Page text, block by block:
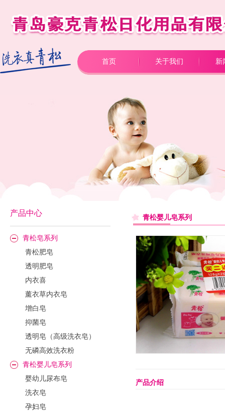
首页 关于我们 新
产品中心
青松皂系列
青松肥皂
透明肥皂
内衣喜
薰衣草内衣皂
增白皂
抑菌皂
透明皂（高级洗衣皂）
无磷高效洗衣粉
青松婴儿皂系列
婴幼儿尿布皂
洗衣皂
孕妇皂
青松婴儿皂系列
产品介绍